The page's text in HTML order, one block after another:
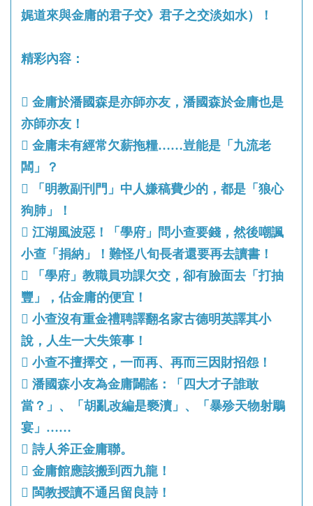
娓道來與金庸的君子交》君子之交淡如水）！
精彩內容：
 金庸於潘國森是亦師亦友，潘國森於金庸也是
亦師亦友！
 金庸未有經常欠薪拖糧……豈能是「九流老
闆」？
 「明教副刊門」中人嫌稿費少的，都是「狼心
狗肺」！
 江湖風波惡！「學府」問小查要錢，然後嘲諷
小查「捐納」！難怪八旬長者還要再去讀書！
 「學府」教職員功課欠交，卻有臉面去「打抽
豐」，佔金庸的便宜！
 小查沒有重金禮聘譯翻名家古德明英譯其小
說，人生一大失策事！
 小查不擅擇交，一而再、再而三因財招怨！
 潘國森小友為金庸闢謠：「四大才子誰敢
當？」、「胡亂改編是褻瀆」、「暴殄天物射鵰
宴」……
 詩人斧正金庸聯。
 金庸館應該搬到西九龍！
 閩教授讀不通呂留良詩！